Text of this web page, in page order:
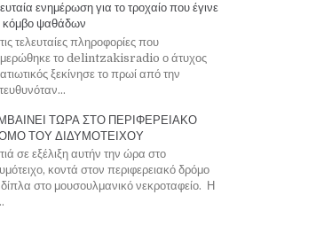
ενημέρωση για το τροχαίο που έγινε
κόμβο ψαθάδων
τελευταίες πληροφορίες που
το delintzakisradio ο άτυχος
ξεκίνησε το πρωί από την
ΤΩΡΑ ΣΤΟ ΠΕΡΙΦΕΡΕΙΑΚΟ
ΤΟΥ ΔΙΔΥΜΟΤΕΙΧΟΥ
σε εξέλιξη αυτήν την ώρα στο
κοντά στον περιφερειακό δρόμο
δίπλα στο μουσουλμανικό νεκροταφείο. Η